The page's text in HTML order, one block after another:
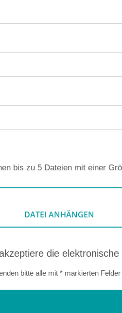
bis zu 5 Dateien mit einer
DATEI ANHÄNGEN
die
bitte alle mit * markierten